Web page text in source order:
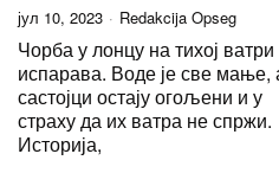
јул 10, 2023 Redakcija Opseg
Чорба у лонцу на тихој ватри
испарава. Воде је све мање,
састојци остају огољени и у
страху да их ватра не спржи.
Историја,